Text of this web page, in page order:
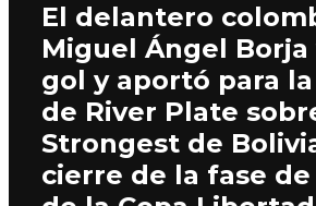
El delantero
Miguel Ángel Borja
gol y aportó para
de River Plate
Strongest de
cierre de la fase